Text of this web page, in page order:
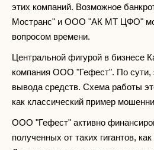
этих компаний. Возможное
Мостранс" и ООО "АК МТ ЦФО"
вопросом времени.
Центральной фигурой в бизнесе
компания ООО "Гефест". По сути,
вывода средств. Схема работы
как классический пример
ООО "Гефест" активно
полученных от таких гигантов,